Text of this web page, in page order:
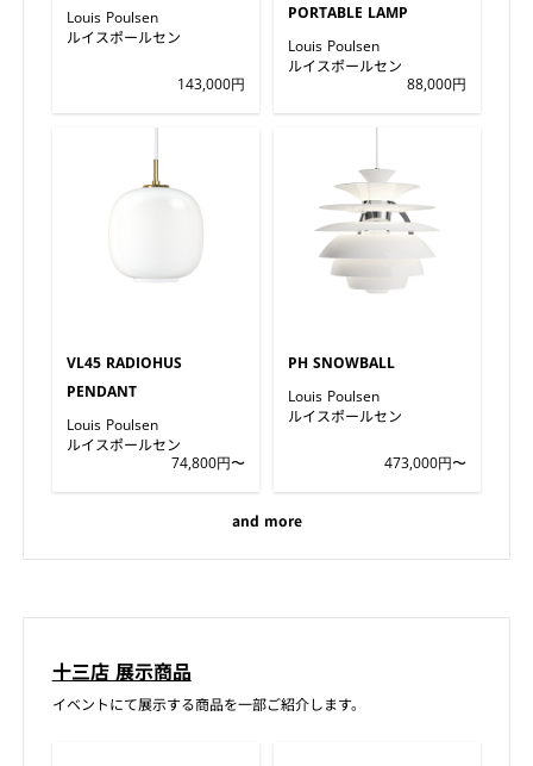
Louis Poulsen
ルイスポールセン
143,000円
PORTABLE LAMP
Louis Poulsen
ルイスポールセン
88,000円
VL45 RADIOHUS
PENDANT
Louis Poulsen
ルイスポールセン
74,800円〜
PH SNOWBALL
Louis Poulsen
ルイスポールセン
473,000円〜
and more
十三店 展示商品
イベントにて展示する商品を一部ご紹介します。